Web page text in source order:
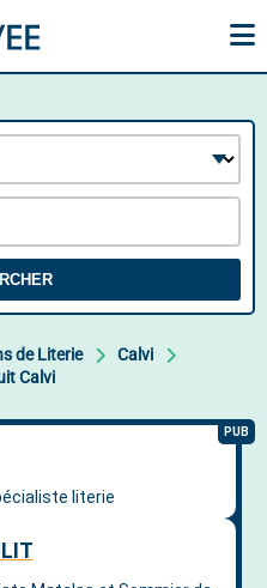
de Literie
Calvi
Calvi